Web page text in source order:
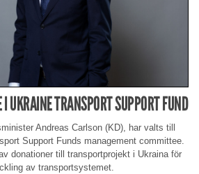
UKRAINE TRANSPORT SUPPORT FUND
Andreas Carlson (KD), har valts till
Support Funds management committee.
donationer till transportprojekt i Ukraina för
av transportsystemet.